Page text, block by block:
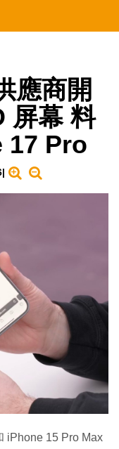
應商開
屏幕 料
17 Pro
|
iPhone 15 Pro Max